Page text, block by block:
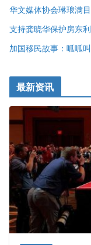
华文媒体协会琳琅满
支持龚晓华保护房东
加国移民故事：呱呱
最新资讯